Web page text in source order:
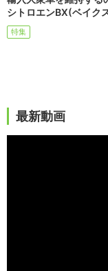
シトロエンBX(ベイク
特集
最新動画